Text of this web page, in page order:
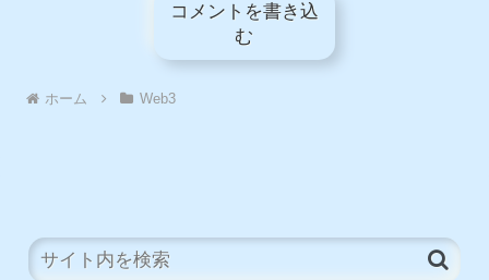
コメントを書き込
む
ホーム Web3